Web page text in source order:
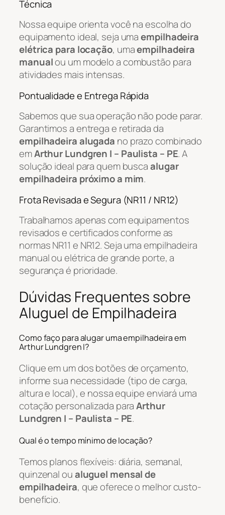
Técnica
Nossa equipe orienta você na escolha do
equipamento ideal, seja umaempilhadeira
elétrica para locação, umaempilhadeira
manualou um modelo a combustão para
atividades mais intensas.
Pontualidade e Entrega Rápida
Sabemos que sua operação não pode parar.
Garantimos a entrega e retirada da
empilhadeira alugada no prazo combinado
emArthur Lundgren I – Paulista – PE. A
solução ideal para quem buscaalugar
empilhadeira próximo a mim.
Frota Revisada e Segura (NR11 / NR12)
Trabalhamos apenas com equipamentos
revisados e certificados conforme as
normas NR11 e NR12. Seja uma empilhadeira
manual ou elétrica de grande porte, a
segurança é prioridade.
Dúvidas Frequentes sobre
Aluguel de Empilhadeira
Como faço para alugar uma empilhadeira em
Arthur Lundgren I?
Clique em um dos botões de orçamento,
informe sua necessidade (tipo de carga,
altura e local), e nossa equipe enviará uma
cotação personalizada paraArthur
Lundgren I – Paulista – PE.
Qual é o tempo mínimo de locação?
Temos planos flexíveis: diária, semanal,
quinzenal oualuguel mensal de
empilhadeira, que oferece o melhor custo-
benefício.